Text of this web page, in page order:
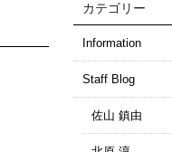
カテゴリー
Information
Staff Blog
佐山 鎮由